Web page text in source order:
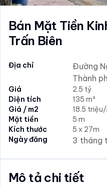
Bán Mặt Tiền
Trấn Biên
Địa chỉ
Đường
Thành
Giá
2.5 tỷ
Diện tích
135 m²
Giá / m2
18.5 triệu/
Mặt tiền
5 m
Kích thước
5 x 27m
Ngày đăng
3 tháng
Mô tả chi tiết